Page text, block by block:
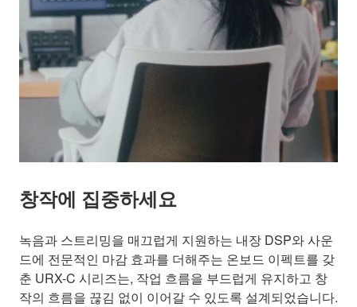
창작에 집중하세요
녹음과 스트리밍을 매끄럽게 지원하는 내장 DSP와 사운
드에 전문적인 마감 효과를 더해주는 온보드 이펙트를 갖
춘 URX-C 시리즈는, 작업 흐름을 부드럽게 유지하고 창
작의 흐름을 끊김 없이 이어갈 수 있도록 설계되었습니다.